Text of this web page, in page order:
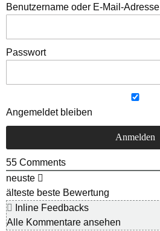
Benutzername oder E-Mail-Adresse
Passwort
Angemeldet bleiben
55 Comments
neuste
älteste beste Bewertung
Inline Feedbacks
Alle Kommentare ansehen